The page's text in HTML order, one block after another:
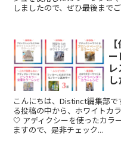
しましたので、ぜひ最後まで
ー
こんにちは、Distinct編集部
る投稿の中から、ホワイトカ
🤍 アディクシーを使ったカラ
ますので、是非チェック...